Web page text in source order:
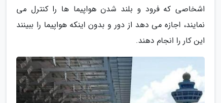
اشخاصی که فرود و بلند شدن هواپیما ها را کنترل می
نمایند، اجازه می دهد از دور و بدون اینکه هواپیما را ببینند
این کار را انجام دهند.